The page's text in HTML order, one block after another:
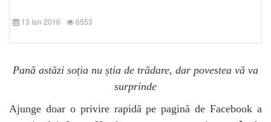
13 Ian 2016 6553
Pană astăzi soția nu știa de trădare, dar povestea vă va
surprinde
Ajunge doar o privire rapidă pe pagină de Facebook a